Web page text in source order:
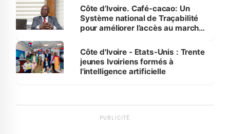
Côte d’Ivoire. Café-cacao: Un
Système national de Traçabilité
pour améliorer l’accès au marché
Côte d'Ivoire - Etats-Unis : Trente
jeunes Ivoiriens formés à
l'intelligence artificielle
PUBLICITÉ